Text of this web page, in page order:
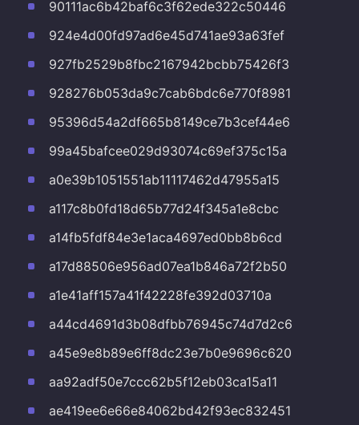
90111ac6b42baf6c3f62ede322c50446
924e4d00fd97ad6e45d741ae93a63fef
927fb2529b8fbc2167942bcbb75426f3
928276b053da9c7cab6bdc6e770f8981
95396d54a2df665b8149ce7b3cef44e6
99a45bafcee029d93074c69ef375c15a
a0e39b1051551ab11117462d47955a15
a117c8b0fd18d65b77d24f345a1e8cbc
a14fb5fdf84e3e1aca4697ed0bb8b6cd
a17d88506e956ad07ea1b846a72f2b50
a1e41aff157a41f42228fe392d03710a
a44cd4691d3b08dfbb76945c74d7d2c6
a45e9e8b89e6ff8dc23e7b0e9696c620
aa92adf50e7ccc62b5f12eb03ca15a11
ae419ee6e66e84062bd42f93ec832451